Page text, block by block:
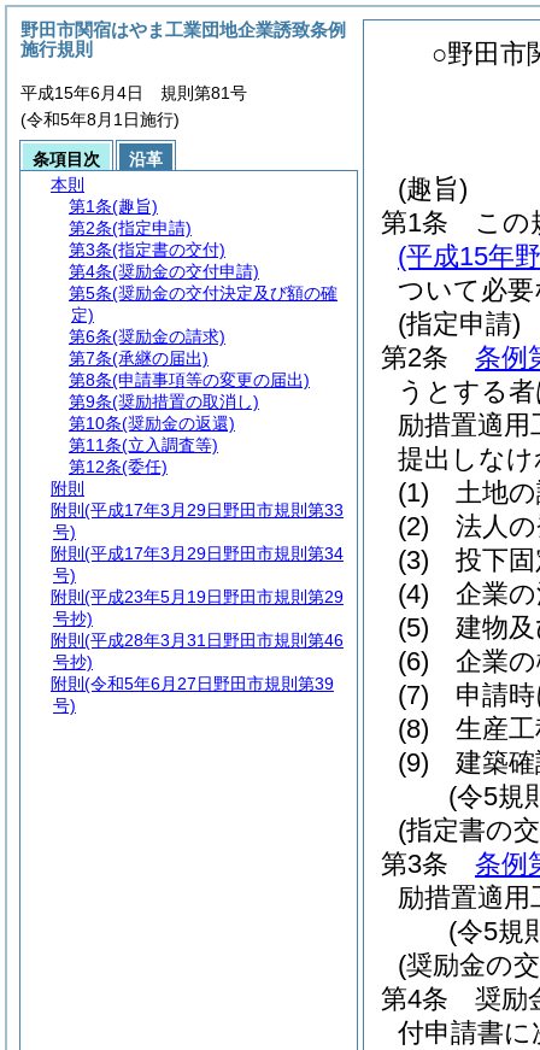
○野田市
(趣旨)
第1条
この
(平成15年
ついて必
(指定申請)
第2条
条例
うとする
励措置適
提出しな
(1)
土地
(2)
法人
(3)
投下
(4)
企業
(5)
建物
(6)
企業
(7)
申請
(8)
生産
(9)
建築
(令5規
(指定書の
第3条
条例
励措置適
(令5規
(奨励金の
第4条
奨励
付申請書
野田市関宿はやま工業団地企業誘致条例
施行規則
平成15年6月4日 規則第81号
(令和5年8月1日施行)
条項目次
沿革
本則
第1条(趣旨)
第2条(指定申請)
第3条(指定書の交付)
第4条(奨励金の交付申請)
第5条(奨励金の交付決定及び額の確
定)
第6条(奨励金の請求)
第7条(承継の届出)
第8条(申請事項等の変更の届出)
第9条(奨励措置の取消し)
第10条(奨励金の返還)
第11条(立入調査等)
第12条(委任)
附則
附則 (平成17年3月29日野田市規則第33
号)
附則 (平成17年3月29日野田市規則第34
号)
附則 (平成23年5月19日野田市規則第29
号抄)
附則 (平成28年3月31日野田市規則第46
号抄)
附則 (令和5年6月27日野田市規則第39
号)